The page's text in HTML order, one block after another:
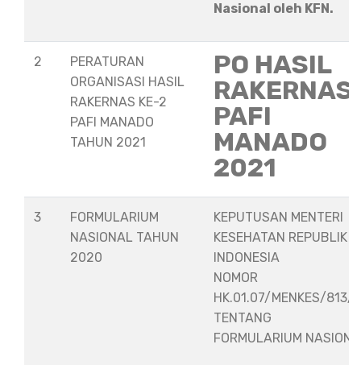
Nasional oleh KFN.
2
PERATURAN
ORGANISASI HASIL
RAKERNAS KE-2
PAFI MANADO
TAHUN 2021
PO HASIL
RAKERNAS
PAFI
MANADO
2021
3
FORMULARIUM
NASIONAL TAHUN
2020
KEPUTUSAN MENTERI
KESEHATAN REPUBLIK
INDONESIA
NOMOR
HK.01.07/MENKES/813/
TENTANG
FORMULARIUM